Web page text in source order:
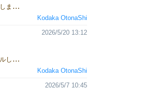
いよいよ明日！ G26ブースでは様々な疑似体験ができるゲームを販売します。新作のシェアリティとリニューアルのシネマスター他、過去作も販売しますので、ゲームの内容だけでもブースで見ていってください…！（過度な接客等はありませんので、安心してお越しください笑）
Kodaka OtonaShi
2022年に発売した演技系パーティーゲームシネマスターをリニューアルしゲームマーケット2026春にG26ブースで特別価格2,000円にて販売します！基本的なゲーム性は変わりませんが、より「即興劇」に即したルールに変更し、かつ生成される映画タイトルが100万通りにまで増大しました。その為、若干難易度が上がった為、対象年齢を13歳に引き上げさせていただいております。これからの学芸会、学園祭シーズンに備えた演劇の練習、または新学期の交流、そしてカジュアルに笑えて演技を楽しめる演劇系ゲームの入門用として是非ゲームをブースでご覧ください。商品詳細は以下公式ページから！https://kosgm.com/cine-ma-star
2026/5/20 13:12
Kodaka OtonaShi
2026/5/7 10:45